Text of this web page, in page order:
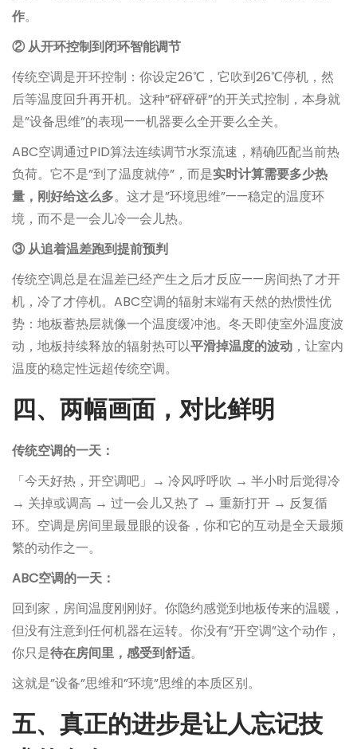
作。
② 从开环控制到闭环智能调节
传统空调是开环控制：你设定26℃，它吹到26℃停机，然
后等温度回升再开机。这种”砰砰砰”的开关式控制，本身就
是”设备思维”的表现——机器要么全开要么全关。
ABC空调通过PID算法连续调节水泵流速，精确匹配当前热
负荷。它不是”到了温度就停”，而是实时计算需要多少热
量，刚好给这么多。这才是”环境思维”——稳定的温度环
境，而不是一会儿冷一会儿热。
③ 从追着温差跑到提前预判
传统空调总是在温差已经产生之后才反应——房间热了才开
机，冷了才停机。ABC空调的辐射末端有天然的热惯性优
势：地板蓄热层就像一个温度缓冲池。冬天即使室外温度波
动，地板持续释放的辐射热可以平滑掉温度的波动 ，让室内
温度的稳定性远超传统空调。
四、两幅画面，对比鲜明
传统空调的一天：
「今天好热，开空调吧」→ 冷风呼呼吹 → 半小时后觉得冷
→ 关掉或调高 → 过一会儿又热了 → 重新打开 → 反复循
环。空调是房间里最显眼的设备，你和它的互动是全天最频
繁的动作之一。
ABC空调的一天：
回到家，房间温度刚刚好。你隐约感觉到地板传来的温暖，
但没有注意到任何机器在运转。你没有”开空调”这个动作，
你只是待在房间里，感受到舒适。
这就是”设备”思维和”环境”思维的本质区别。
五、真正的进步是让人忘记技